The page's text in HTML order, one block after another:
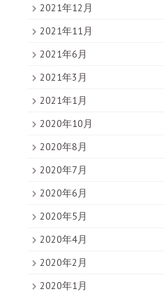
2021年12月
2021年11月
2021年6月
2021年3月
2021年1月
2020年10月
2020年8月
2020年7月
2020年6月
2020年5月
2020年4月
2020年2月
2020年1月